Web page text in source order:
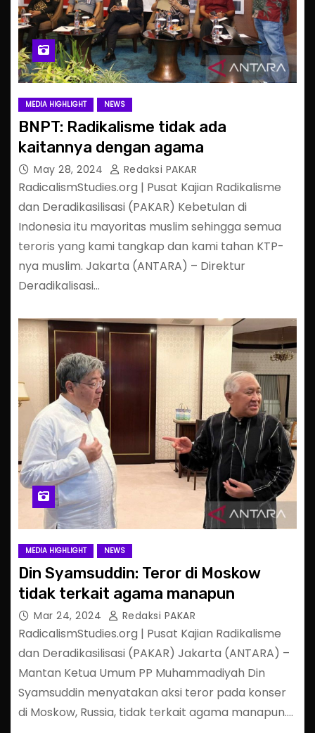
MEDIA HIGHLIGHT NEWS
BNPT: Radikalisme tidak ada
kaitannya dengan agama
May 28, 2024 Redaksi PAKAR
RadicalismStudies.org | Pusat Kajian Radikalisme
dan Deradikasilisasi (PAKAR) Kebetulan di
Indonesia itu mayoritas muslim sehingga semua
teroris yang kami tangkap dan kami tahan KTP-
nya muslim. Jakarta (ANTARA) – Direktur
Deradikalisasi…
MEDIA HIGHLIGHT NEWS
Din Syamsuddin: Teror di Moskow
tidak terkait agama manapun
Mar 24, 2024 Redaksi PAKAR
RadicalismStudies.org | Pusat Kajian Radikalisme
dan Deradikasilisasi (PAKAR) Jakarta (ANTARA) –
Mantan Ketua Umum PP Muhammadiyah Din
Syamsuddin menyatakan aksi teror pada konser
di Moskow, Russia, tidak terkait agama manapun.…